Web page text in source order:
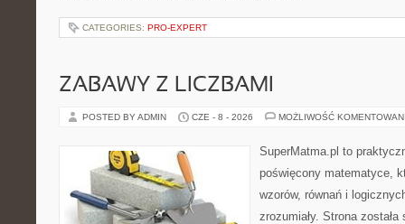
CATEGORIES: PRO-EXPERT
ZABAWY Z LICZBAMI
POSTED BY ADMIN CZE - 8 - 2026 MOŻLIWOŚĆ
SuperMatma.pl to
poświęcony matematyce,
wzorów, równań i
zrozumiały. Strona